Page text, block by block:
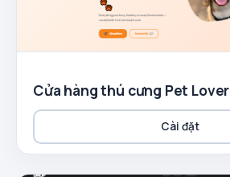
Cửa hàng thú cưng Pet Lover
Cài đặt